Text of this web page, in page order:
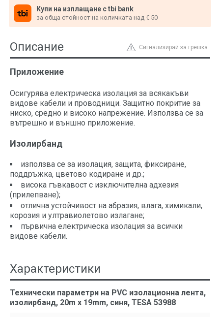
Купи на изплащане с tbi bank
за обща стойност на количката над € 50
Сигнализирай за грешка
Описание
Приложение
Осигурява електрическа изолация за всякакъви
видове кабели и проводници. Защитно покритие за
ниско, средно и високо напрежение. Използва се за
вътрешно и външно приложение.
Изолирбанд
използва се за изолация, защита, фиксиране,
поддръжка, цветово кодиране и др.;
висока гъвкавост с изключителна адхезия
(прилепване);
отлична устойчивост на абразия, влага, химикали,
корозия и ултравиолетово излагане;
първична електрическа изолация за всички
видове кабели.
Характеристики
Технически параметри на PVC изолационна лента,
изолирбанд, 20m x 19mm, синя, TESA 53988